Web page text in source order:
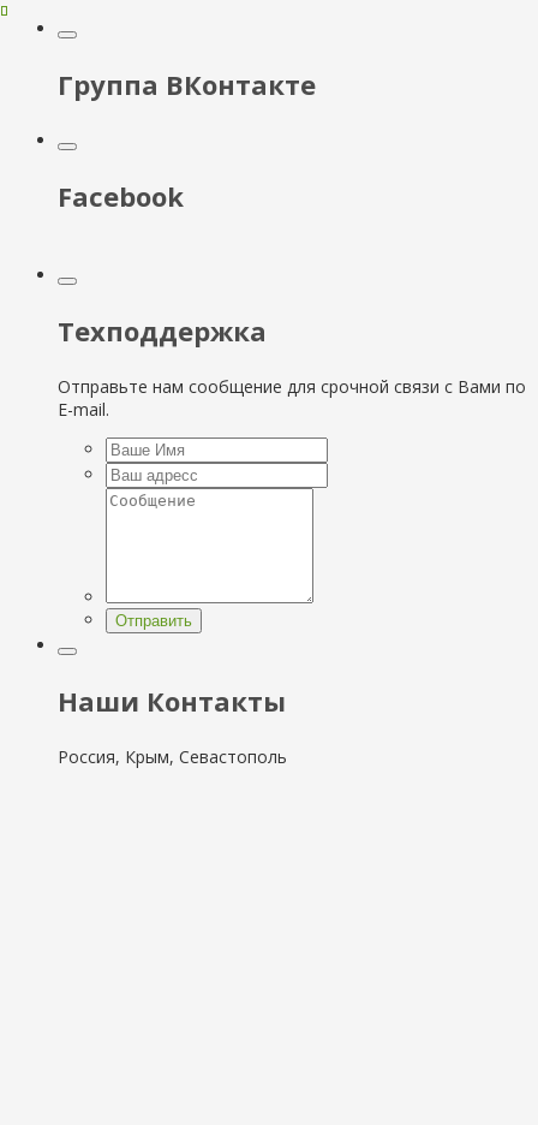
Группа ВКонтакте
Facebook
Техподдержка
Отправьте нам сообщение для срочной связи с Вами по
E-mail.
Отправить
Наши Контакты
Россия, Крым, Севастополь